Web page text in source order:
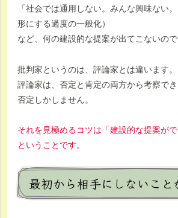
「社会では通用しない。みんな興味ない
形にする過度の一般化）
など、何の建設的な提案が出てこないので
批判家というのは、評論家とは違います。
評論家は、否定と肯定の両方から考察で
否定しかしません。
それを見極めるコツは「建設的な提案がで
ということです。
最初から相手にしないこと